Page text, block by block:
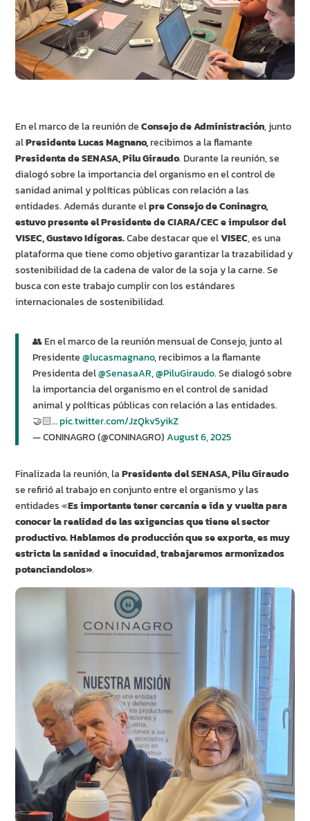
En el marco de la reunión deConsejo de Administración, junto
alPresidente Lucas Magnano,recibimos a la flamante
Presidenta de SENASA, Pilu Giraudo. Durante la reunión, se
dialogó sobre la importancia del organismo en el control de
sanidad animal y políticas públicas con relación a las
entidades. Además durante elpre Consejo de Coninagro,
estuvo presente el Presidente de CIARA/CEC e impulsor del
VISEC, Gustavo Idígoras.Cabe destacar que elVISEC, es una
plataforma que tiene como objetivo garantizar la trazabilidad y
sostenibilidad de la cadena de valor de la soja y la carne. Se
busca con este trabajo cumplir con los estándares
internacionales de sostenibilidad.
👥 En el marco de la reunión mensual de Consejo, junto al
Presidente@lucasmagnano, recibimos a la flamante
Presidenta del@SenasaAR,@PiluGiraudo. Se dialogó sobre
la importancia del organismo en el control de sanidad
animal y políticas públicas con relación a las entidades.
🤝🏻…pic.twitter.com/JzQkv5yikZ
— CONINAGRO (@CONINAGRO)August 6, 2025
Finalizada la reunión, laPresidente del SENASA, Pilu Giraudo
se refirió al trabajo en conjunto entre el organismo y las
entidades «Es importante tener cercanía e ida y vuelta para
conocer la realidad de las exigencias que tiene el sector
productivo. Hablamos de producción que se exporta, es muy
estricta la sanidad e inocuidad, trabajaremos armonizados
potenciandolos».